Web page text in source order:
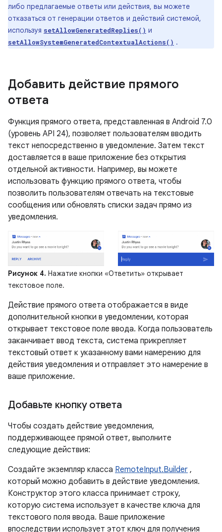
либо предлагаемые ответы или действия, вы можете
отказаться от генерации ответов и действий системой,
используя setAllowGeneratedReplies() и
setAllowSystemGeneratedContextualActions() .
Добавить действие прямого
ответа
Функция прямого ответа, представленная в Android 7.0
(уровень API 24), позволяет пользователям вводить
текст непосредственно в уведомление. Затем текст
доставляется в ваше приложение без открытия
отдельной активности. Например, вы можете
использовать функцию прямого ответа, чтобы
позволить пользователям отвечать на текстовые
сообщения или обновлять списки задач прямо из
уведомления.
Рисунок 4. Нажатие кнопки «Ответить» открывает
текстовое поле.
Действие прямого ответа отображается в виде
дополнительной кнопки в уведомлении, которая
открывает текстовое поле ввода. Когда пользователь
заканчивает ввод текста, система прикрепляет
текстовый ответ к указанному вами намерению для
действия уведомления и отправляет это намерение в
ваше приложение.
Добавьте кнопку ответа
Чтобы создать действие уведомления,
поддерживающее прямой ответ, выполните
следующие действия:
Создайте экземпляр класса RemoteInput.Builder ,
который можно добавить в действие уведомления.
Конструктор этого класса принимает строку,
которую система использует в качестве ключа для
текстового поля ввода. Ваше приложение
впоследствии использует этот ключ для получения